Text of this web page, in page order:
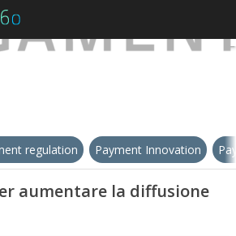
regulation Payment Innovation
aumentare la diffusione